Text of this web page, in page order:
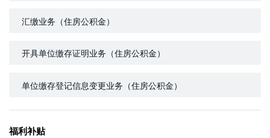
汇缴业务（住房公积金）
开具单位缴存证明业务（住房公积金）
单位缴存登记信息变更业务（住房公积金）
福利补贴